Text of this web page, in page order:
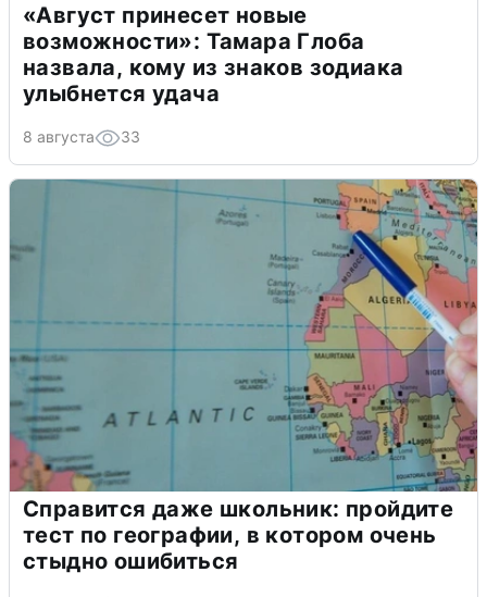
«Август принесет новые
возможности»: Тамара Глоба
назвала, кому из знаков зодиака
улыбнется удача
8 августа 33
Справится даже школьник: пройдите
тест по географии, в котором очень
стыдно ошибиться